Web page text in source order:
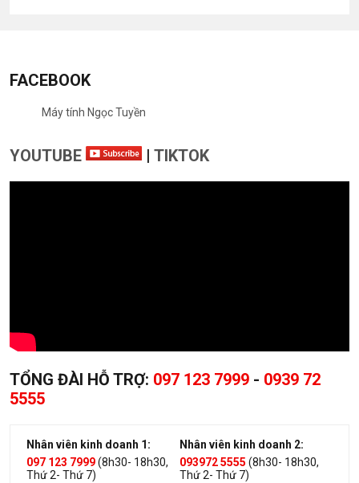
FACEBOOK
Máy tính Ngọc Tuyền
YOUTUBE | TIKTOK
TỔNG ĐÀI HỖ TRỢ: 097 123 7999 - 0939 72
5555
Nhân viên kinh doanh 1:
097 123 7999(8h30- 18h30,
Thứ 2- Thứ 7)
Nhân viên kinh doanh 2:
093972 5555 (8h30- 18h30,
Thứ 2- Thứ 7)